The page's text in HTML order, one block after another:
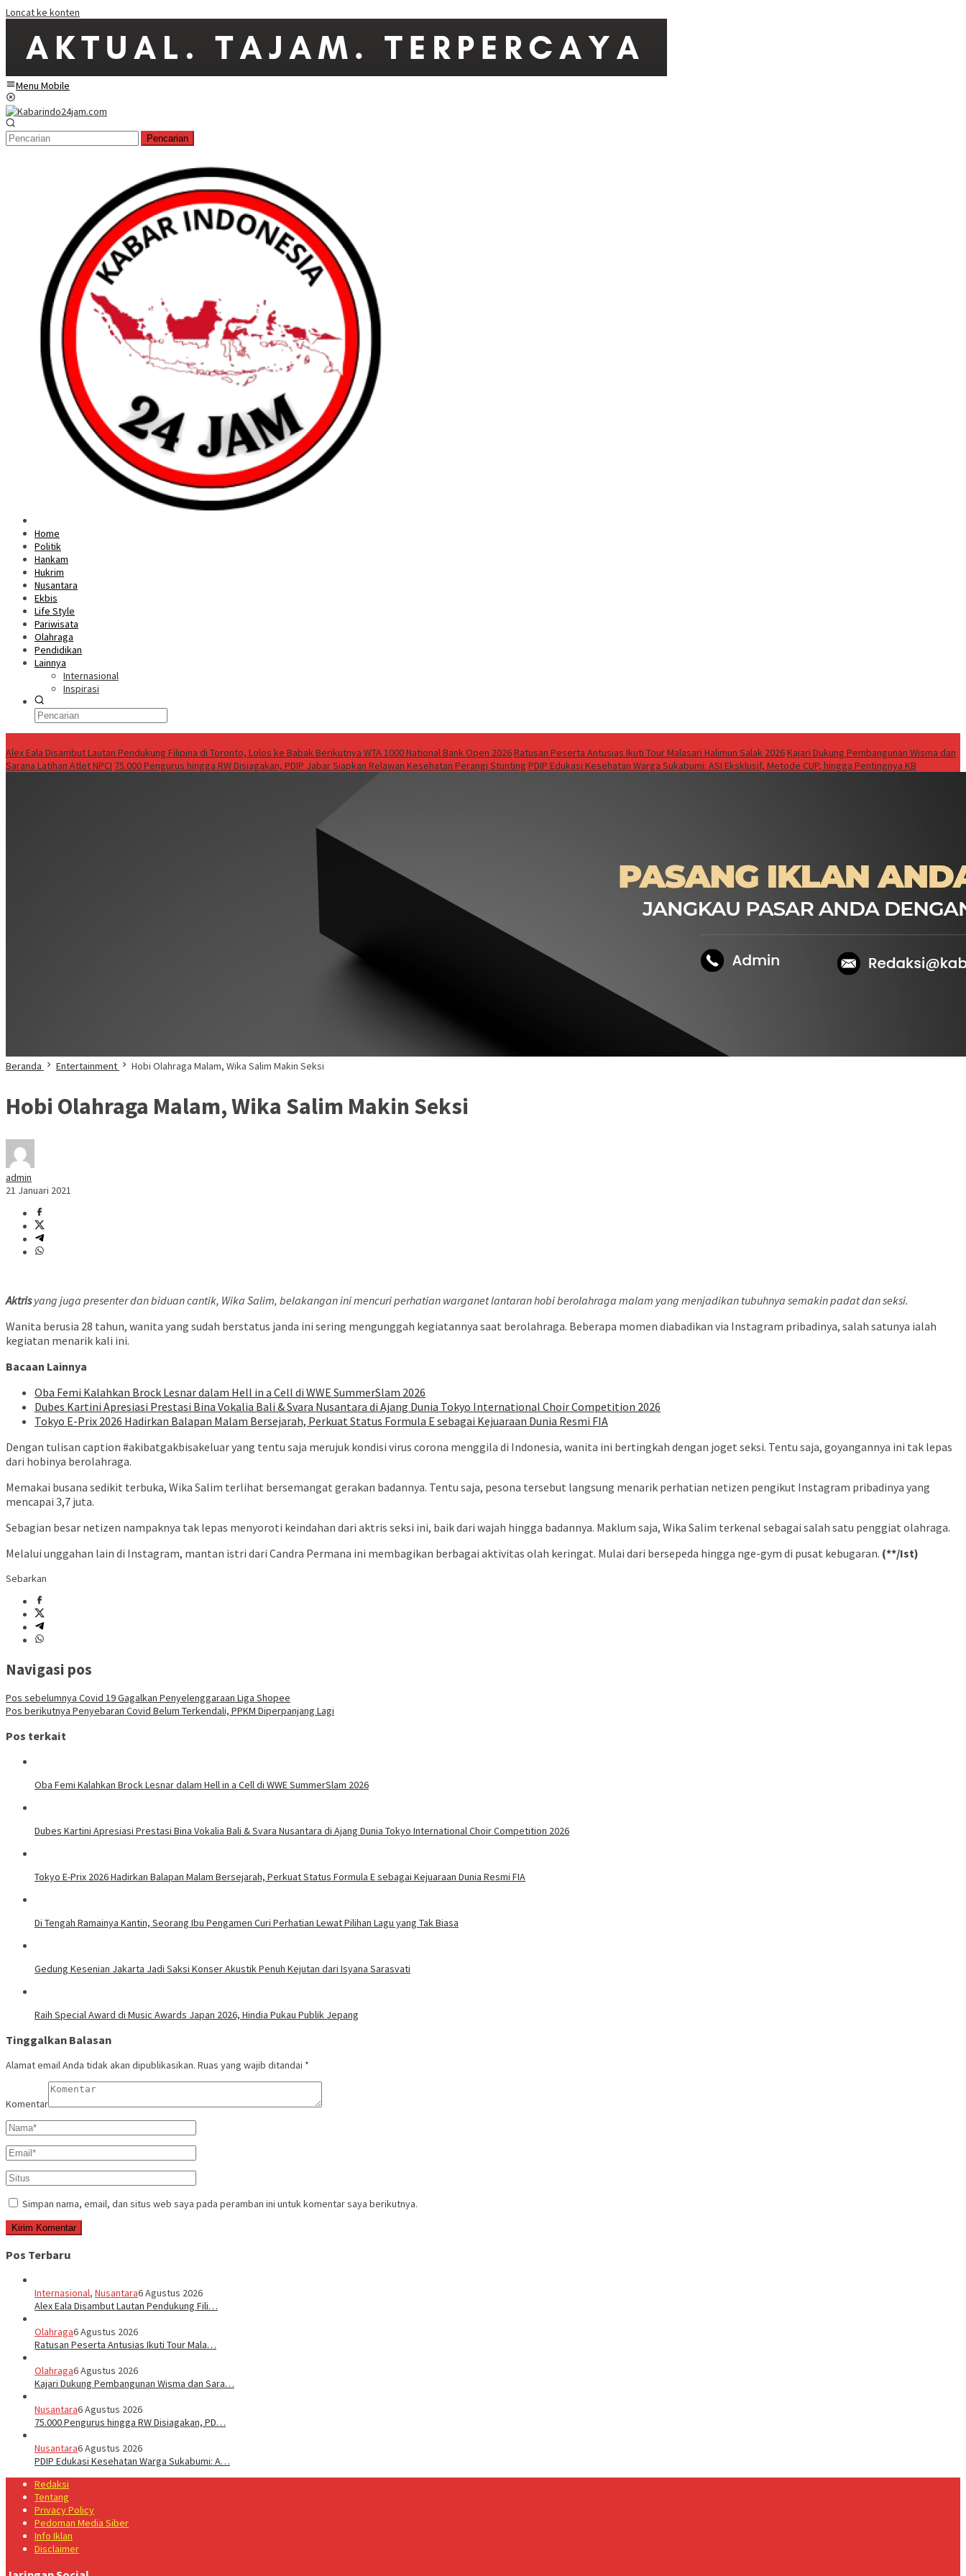
Loncat ke konten
Menu Mobile
Pencarian
Home
Politik
Hankam
Hukrim
Nusantara
Ekbis
Life Style
Pariwisata
Olahraga
Pendidikan
Lainnya
Internasional
Inspirasi
Alex Eala Disambut Lautan Pendukung Filipina di Toronto, Lolos ke Babak Berikutnya WTA 1000 National Bank Open 2026Ratusan Peserta Antusias Ikuti Tour Malasari Halimun Salak 2026Kajari Dukung Pembangunan Wisma dan
Sarana Latihan Atlet NPCI 75.000 Pengurus hingga RW Disiagakan, PDIP Jabar Siapkan Relawan Kesehatan Perangi Stunting PDIP Edukasi Kesehatan Warga Sukabumi: ASI Eksklusif, Metode CUP, hingga Pentingnya KB
Beranda Entertainment Hobi Olahraga Malam, Wika Salim Makin Seksi
Hobi Olahraga Malam, Wika Salim Makin Seksi
admin
21 Januari 2021
Aktrisyang juga presenter dan biduan cantik, Wika Salim, belakangan ini mencuri perhatian warganet lantaran hobi berolahraga malam yang menjadikan tubuhnya semakin padat dan seksi.
Wanita berusia 28 tahun, wanita yang sudah berstatus janda ini sering mengunggah kegiatannya saat berolahraga. Beberapa momen diabadikan via Instagram pribadinya, salah satunya ialah
kegiatan menarik kali ini.
Bacaan Lainnya
Oba Femi Kalahkan Brock Lesnar dalam Hell in a Cell di WWE SummerSlam 2026
Dubes Kartini Apresiasi Prestasi Bina Vokalia Bali & Svara Nusantara di Ajang Dunia Tokyo International Choir Competition 2026
Tokyo E-Prix 2026 Hadirkan Balapan Malam Bersejarah, Perkuat Status Formula E sebagai Kejuaraan Dunia Resmi FIA
Dengan tulisan caption #akibatgakbisakeluar yang tentu saja merujuk kondisi virus corona menggila di Indonesia, wanita ini bertingkah dengan joget seksi. Tentu saja, goyangannya ini tak lepas
dari hobinya berolahraga.
Memakai busana sedikit terbuka, Wika Salim terlihat bersemangat gerakan badannya. Tentu saja, pesona tersebut langsung menarik perhatian netizen pengikut Instagram pribadinya yang
mencapai 3,7 juta.
Sebagian besar netizen nampaknya tak lepas menyoroti keindahan dari aktris seksi ini, baik dari wajah hingga badannya. Maklum saja, Wika Salim terkenal sebagai salah satu penggiat olahraga.
Melalui unggahan lain di Instagram, mantan istri dari Candra Permana ini membagikan berbagai aktivitas olah keringat. Mulai dari bersepeda hingga nge-gym di pusat kebugaran. (**/Ist)
Sebarkan
Navigasi pos
Pos sebelumnya Covid 19 Gagalkan Penyelenggaraan Liga Shopee
Pos berikutnya Penyebaran Covid Belum Terkendali, PPKM Diperpanjang Lagi
Pos terkait
Oba Femi Kalahkan Brock Lesnar dalam Hell in a Cell di WWE SummerSlam 2026
Dubes Kartini Apresiasi Prestasi Bina Vokalia Bali & Svara Nusantara di Ajang Dunia Tokyo International Choir Competition 2026
Tokyo E-Prix 2026 Hadirkan Balapan Malam Bersejarah, Perkuat Status Formula E sebagai Kejuaraan Dunia Resmi FIA
Di Tengah Ramainya Kantin, Seorang Ibu Pengamen Curi Perhatian Lewat Pilihan Lagu yang Tak Biasa
Gedung Kesenian Jakarta Jadi Saksi Konser Akustik Penuh Kejutan dari Isyana Sarasvati
Raih Special Award di Music Awards Japan 2026, Hindia Pukau Publik Jepang
Tinggalkan Balasan
Alamat email Anda tidak akan dipublikasikan. Ruas yang wajib ditandai *
Komentar
Simpan nama, email, dan situs web saya pada peramban ini untuk komentar saya berikutnya.
Pos Terbaru
Internasional, Nusantara6 Agustus 2026
Alex Eala Disambut Lautan Pendukung Fili…
Olahraga6 Agustus 2026
Ratusan Peserta Antusias Ikuti Tour Mala…
Olahraga6 Agustus 2026
Kajari Dukung Pembangunan Wisma dan Sara…
Nusantara6 Agustus 2026
75.000 Pengurus hingga RW Disiagakan, PD…
Nusantara6 Agustus 2026
PDIP Edukasi Kesehatan Warga Sukabumi: A…
Redaksi
Tentang
Privacy Policy
Pedoman Media Siber
Info Iklan
Disclaimer